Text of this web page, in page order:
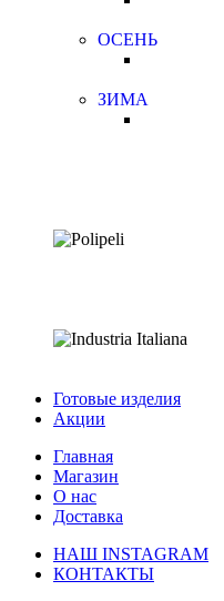
ОСЕНЬ
ЗИМА
Готовые изделия
Акции
Главная
Магазин
О нас
Доставка
НАШ INSTAGRAM
КОНТАКТЫ